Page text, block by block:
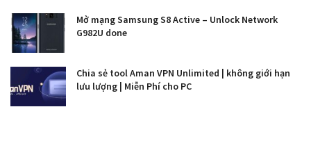
Mở mạng Samsung S8 Active – Unlock Network
G982U done
Chia sẻ tool Aman VPN Unlimited | không giới hạn
lưu lượng | Miễn Phí cho PC